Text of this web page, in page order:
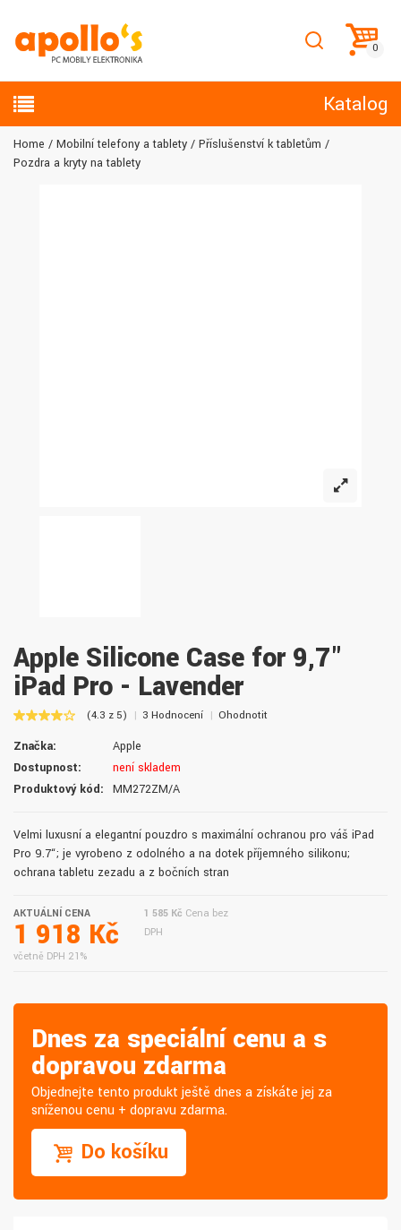
Katalog
Home Mobilní telefony a tablety
Příslušenství k tabletům
Pozdra a kryty na tablety
Apple Silicone Case for 9,7"
iPad Pro - Lavender
(4.3 z 5) 3 Hodnocení Ohodnotit
Značka:
Apple
Dostupnost:
není skladem
Produktový kód:
MM272ZM/A
Velmi luxusní a elegantní pouzdro s maximální ochranou pro váš iPad
Pro 9.7“; je vyrobeno z odolného a na dotek příjemného silikonu;
ochrana tabletu zezadu a z bočních stran
AKTUÁLNÍ CENA
1 918 Kč
včetně DPH 21%
1 585 Kč Cena bez
DPH
Dnes za speciální cenu a s
dopravou zdarma
Objednejte tento produkt ještě dnes a získáte jej za
sníženou cenu + dopravu zdarma.
Do košíku